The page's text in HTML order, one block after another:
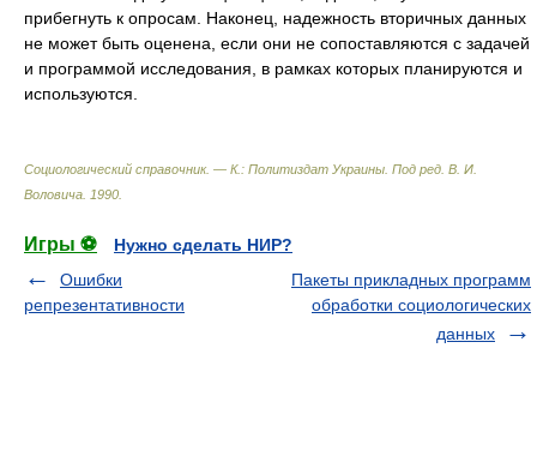
прибегнуть к опросам. Наконец, надежность вторичных данных
не может быть оценена, если они не сопоставляются с задачей
и программой исследования, в рамках которых планируются и
используются.
Социологический справочник. — К.: Политиздат Украины Под ред. В. И.
Воловича 1990
Игры ⚽
Нужно сделать НИР?
Ошибки
репрезентативности
Пакеты прикладных программ
обработки социологических
данных